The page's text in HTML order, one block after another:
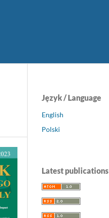
Język / Language
English
Polski
Latest publications